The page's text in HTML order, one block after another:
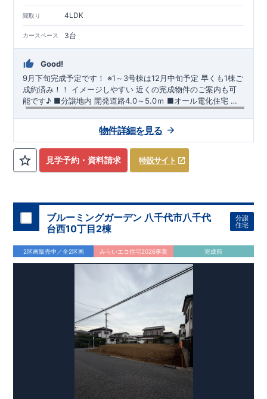
間取り 4LDK
カースペース 3台
Good!
9月下旬完成予定です！ ※1～3号棟は12月中旬予定 早くも1棟ご
成約済み！！
​ ​イメージしやすい 近くの完成物件のご案内も可
能です♪ ​■分譲地内 開発道路4.0～5.0ｍ ​■オール電化住宅 ​
■SCフォルテ高崎まで徒歩4分
​『北高崎』駅……徒歩29分（約2320ｍ）
【学校】 ​豊岡小学校……徒歩24分（約870ｍ）
徒歩52分（約1380ｍ）
されます 長期優良住宅 ​住宅性能評価
地震に強い家づくり
（地盤編） ​地震に強い家づくり（建物編） 地震に強い家づく
り（制震編）
【ブルーミングガーデンが選ばれる理由】
詳細ページが表示されます ​暮らしを豊かにする空間アイデア
外観デザインへのこだわり メンテナンスリフォーム
高崎営業所（定休日：火曜日・水
営業時間／9：30～18：30​
GOOD DESIGN AWARD2024
は、この度2024年度
グッドデザイン賞を3プロジェクト同時受賞いたしました。
木造住宅用制震ダンパー / 東栄セーフティダンパー
良工法 / R-Evolve パイル 宅地開発手法 / 簡単に地図から
スマートフォンで見やすい特設サイトはこちら
https://www.e-blooming.com/bukken/51575037/
見学予約・資料請求 特設サイト
物件詳細を見る
ブルーミングガーデン 八千代市八千代
台西10丁目2棟
分譲
住宅
2区画販売中／全2区画 みらいエコ住宅2026事業 完成前